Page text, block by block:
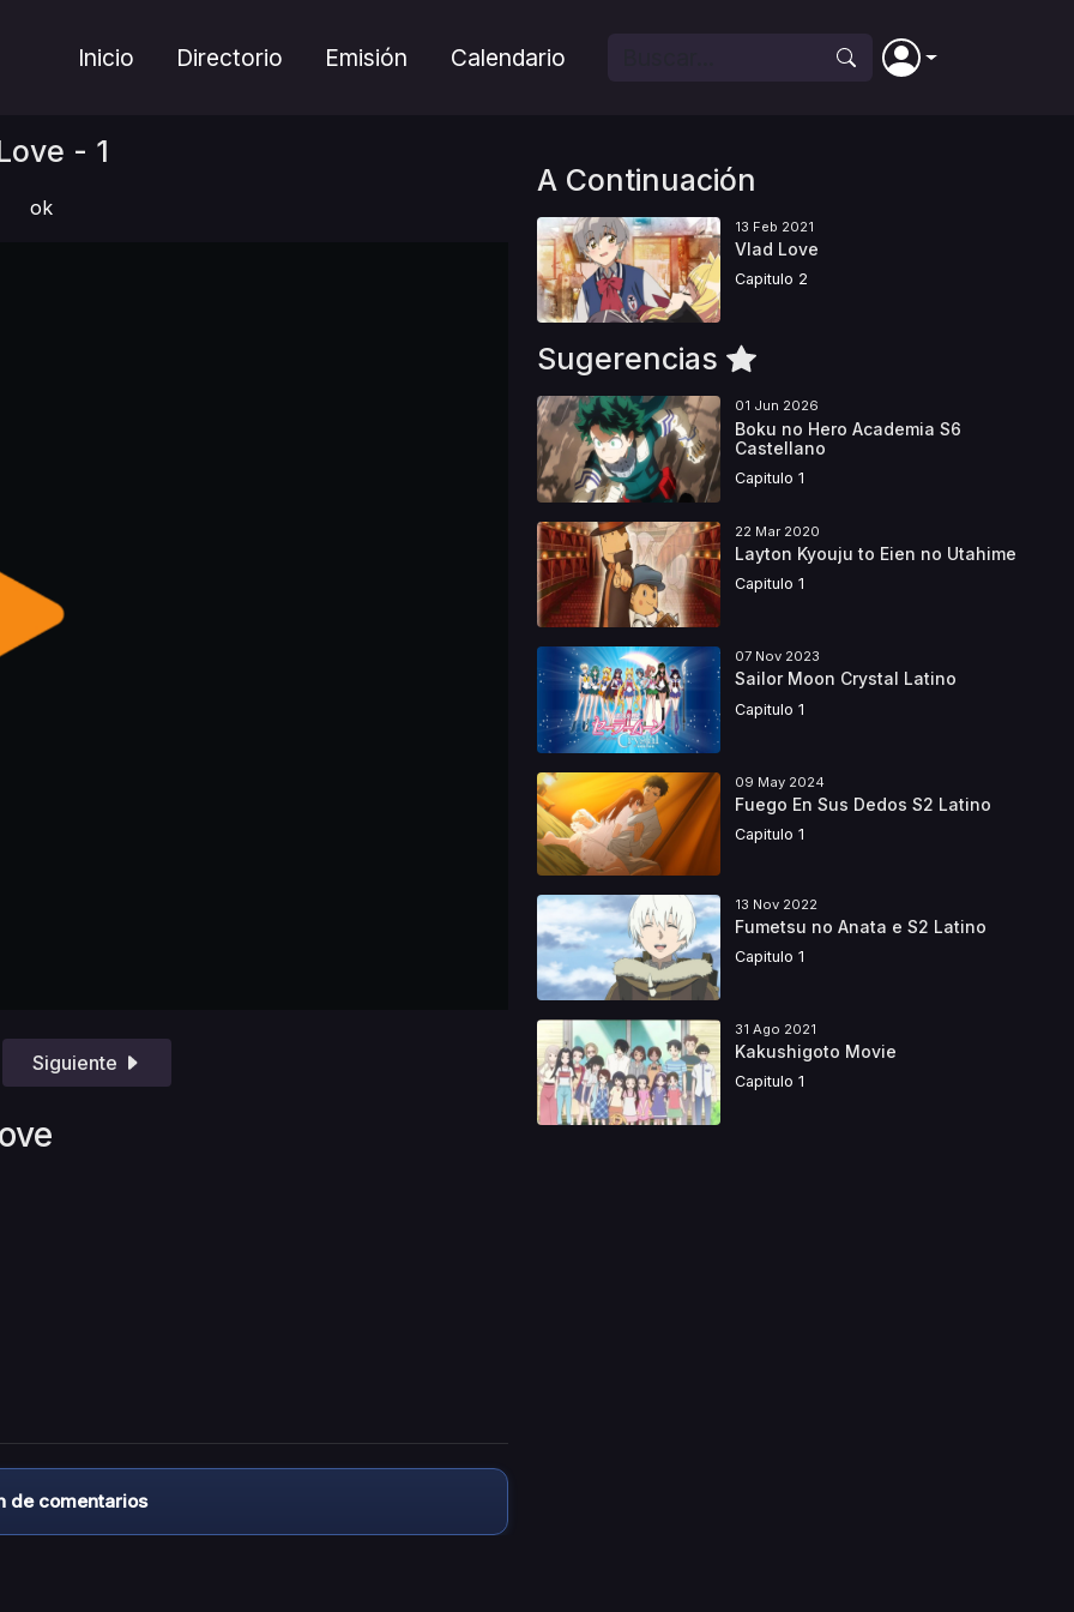
Inicio Directorio Emisión Calendario
- 1
ok
Siguiente
de comentarios
A Continuación
13 Feb 2021
Vlad Love
Capitulo 2
Sugerencias
01 Jun 2026
Boku no Hero Academia S6
Castellano
Capitulo 1
22 Mar 2020
Layton Kyouju to Eien no Utahime
Capitulo 1
07 Nov 2023
Sailor Moon Crystal Latino
Capitulo 1
09 May 2024
Fuego En Sus Dedos S2 Latino
Capitulo 1
13 Nov 2022
Fumetsu no Anata e S2 Latino
Capitulo 1
31 Ago 2021
Kakushigoto Movie
Capitulo 1